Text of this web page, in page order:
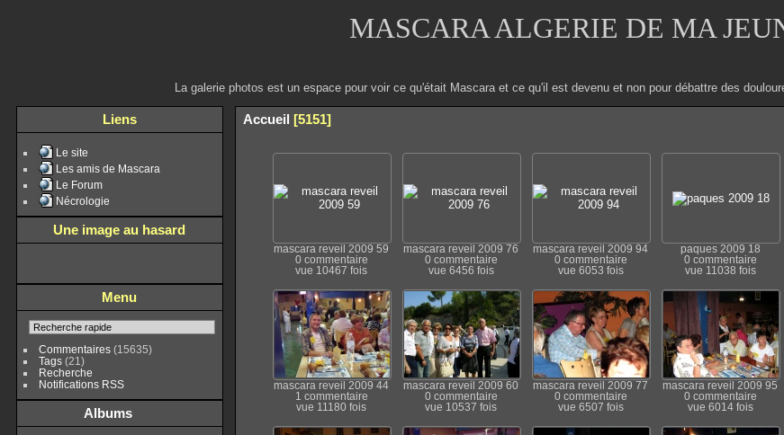
MASCARA ALGERIE DE MA
La galerie photos est un espace pour voir ce qu'était Mascara et ce qu'il est devenu et non pour débattre des
Liens
Le site
Les amis de Mascara
Le Forum
Nécrologie
Une image au hasard
Menu
Commentaires(15635)
Tags(21)
Recherche
Notifications RSS
Albums
Accueil 5151
mascara reveil 2009 59
0 commentaire
vue 10467 fois
mascara reveil 2009 76
0 commentaire
vue 6456 fois
mascara reveil 2009 94
0 commentaire
vue 6053 fois
paques 2009 18
0 commentaire
vue 11038 fois
mascara reveil 2009 44
1 commentaire
vue 11180 fois
mascara reveil 2009 60
0 commentaire
vue 10537 fois
mascara reveil 2009 77
0 commentaire
vue 6507 fois
mascara reveil 2009 95
0 commentaire
vue 6014 fois